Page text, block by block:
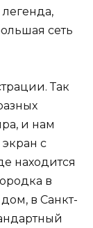
сеть
Так
и нам
с
находится
в
в Санкт-